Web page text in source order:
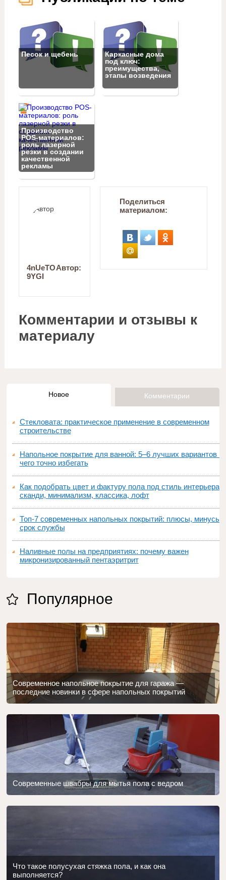
Песок и щебень
Каркасные дома
под ключ:
преимущества,
этапы возведения
Производство
POS-материалов:
роль лазерной
резки в создании
качественной
рекламы
Автор:
4nUeTO
9YGI
Поделиться
материалом:
Комментарии и отзывы к
материалу
Новое Комментарии
Стекловата: практическое применение в современном
строительстве
Напольное покрытие для ванной: 5–6 лучших вариантов и
чего точно избегать
Как подобрать цвет и фактуру пола под стиль интерьера:
сканди, минимализм, классика, лофт
Топ‑7 современных напольных покрытий: плюсы, минусы,
срок службы
Наливные полы на предприятиях: почему важен
микронизированный пентаэритрит
Популярное
Современное напольное покрытие для гаража —
последние новинки в сфере напольных покрытий
Современные швабры для мытья пола с ведром
Что такое полусухая стяжка пола, и как она
выполняется?